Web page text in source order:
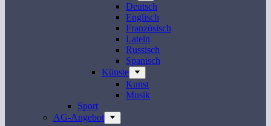
Deutsch
Englisch
Französisch
Latein
Russisch
Spanisch
Künste
Kunst
Musik
Sport
AG-Angebot